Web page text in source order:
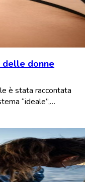
delle donne
è stata raccontata
“ideale”,…